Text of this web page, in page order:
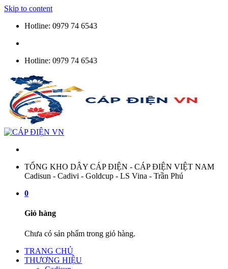
Skip to content
Hotline: 0979 74 6543
Hotline: 0979 74 6543
TỔNG KHO DÂY CÁP ĐIỆN - CÁP ĐIỆN VIỆT NAM
Cadisun - Cadivi - Goldcup - LS Vina - Trần Phú
0
Giỏ hàng
Chưa có sản phẩm trong giỏ hàng.
TRANG CHỦ
THƯƠNG HIỆU